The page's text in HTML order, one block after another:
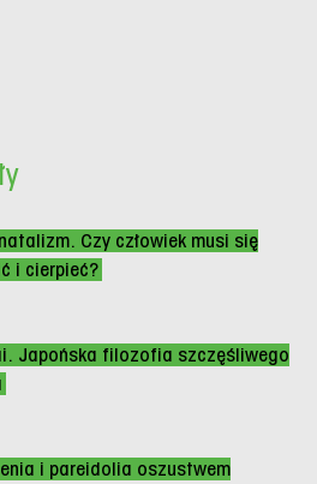
Czy człowiek musi się
i cierpieć?
Japońska filozofia szczęśliwego
i pareidolia oszustwem